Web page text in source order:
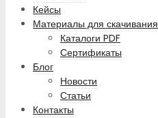
Кейсы
Материалы для скачивания
Каталоги PDF
Сертификаты
Блог
Новости
Статьи
Контакты